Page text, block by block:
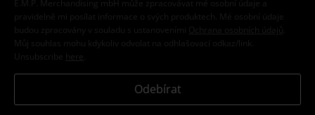
E.M.P. Merchandising mbH může zpracovávat mé osobní údaje a
pravidelně mi posílat informace o svých produktech. Mé osobní údaje
budou zpracovány v souladu s ustanoveními
Ochrana osobních údajů
Můj souhlas mohu kdykoliv odvolat na odhlašovací odkaz/link.
Unsubscribe here
Odebírat